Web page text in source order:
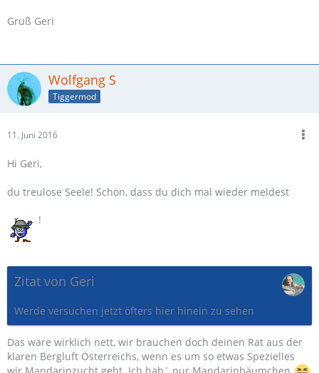
Gruß Geri
Wolfgang S
Tiggermod
11. Juni 2016
Hi Geri,
du treulose Seele! Schön, dass du dich mal wieder meldest
!
Zitat von Geri
Werde versuchen jetzt öfters hier hinein zu sehen
Das wäre wirklich nett, wir brauchen doch deinen Rat aus der
klaren Bergluft Österreichs, wenn es um so etwas Spezielles